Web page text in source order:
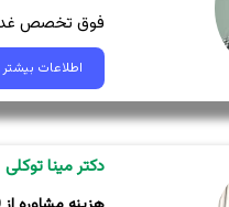
فوق تخصص
اطلاعات بیشتر
دکتر مینا توکلی